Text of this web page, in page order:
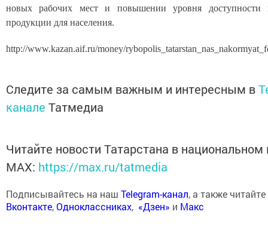
новых рабочих мест и повышении уровня доступности
продукции для населения.
http://www.kazan.aif.ru/money/
Следите за самым важным и интересным в
канале Татмедиа
Читайте новости Татарстана в
MАХ: https://max.ru/tatmedia
Подписывайтесь на наш Telegram-канал, а также
Вконтакте,Одноклассниках, «Дзен» и Макс